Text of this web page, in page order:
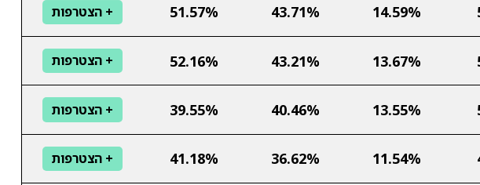
14.59%
43.71%
51.57% + הצטרפות
13.67%
43.21%
52.16% + הצטרפות
13.55%
40.46%
39.55% + הצטרפות
11.54%
36.62%
41.18% + הצטרפות